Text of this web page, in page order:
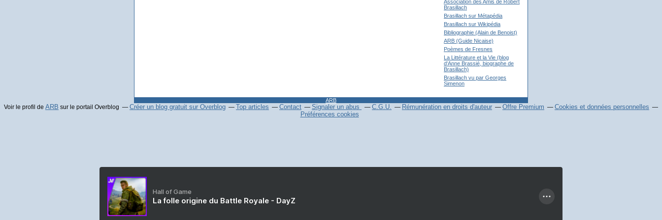
Association des Amis de Robert
Brasillach
Brasillach sur Métapédia
Brasillach sur Wikipédia
Bibliographie (Alain de Benoist)
ARB (Guide Nicaise)
Poèmes de Fresnes
La Littérature et la Vie (blog
d'Anne Brassié, biographe de
Brasillach)
Brasillach vu par Georges
Simenon
ARB
Voir le profil de ARB sur le portail Overblog Créer un blog gratuit sur Overblog Top articles Contact Signaler un abus C.G.U. Rémunération en droits d'auteur Offre Premium
Cookies et données personnelles
Préférences cookies
Hall of Game
La folle origine du Battle Royale - DayZ